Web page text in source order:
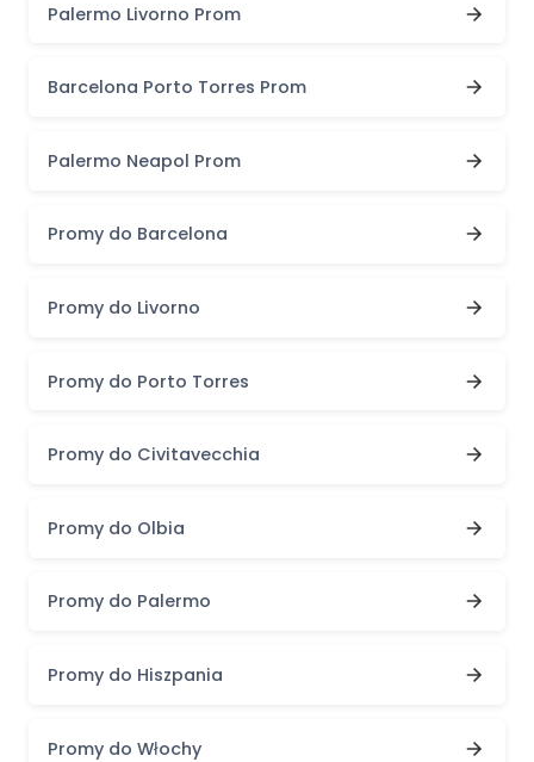
Palermo Livorno Prom
Barcelona Porto Torres Prom
Palermo Neapol Prom
Promy do Barcelona
Promy do Livorno
Promy do Porto Torres
Promy do Civitavecchia
Promy do Olbia
Promy do Palermo
Promy do Hiszpania
Promy do Włochy